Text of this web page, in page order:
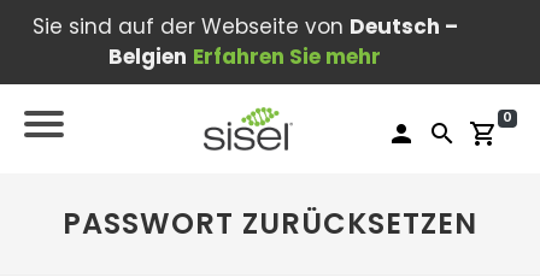
Sie sind auf der Webseite von Deutsch –
Belgien Erfahren Sie mehr
person search shopping_cart
0
PASSWORT ZURÜCKSETZEN